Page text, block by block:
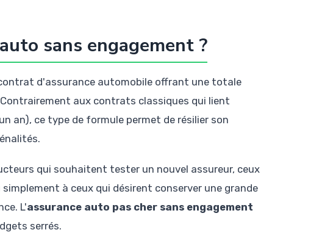
sans engagement ?
d'assurance automobile offrant une totale
aux contrats classiques qui lient
an), ce type de formule permet de résilier son
qui souhaitent tester un nouvel assureur, ceux
à ceux qui désirent conserver une grande
L'assurance auto pas cher sans engagement
serrés.